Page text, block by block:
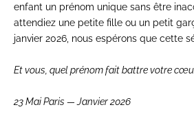
enfant un prénom unique sans être
attendiez une petite fille ou un petit
janvier 2026, nous espérons que cette
Et vous, quel prénom fait battre votre
23 Mai Paris — Janvier 2026